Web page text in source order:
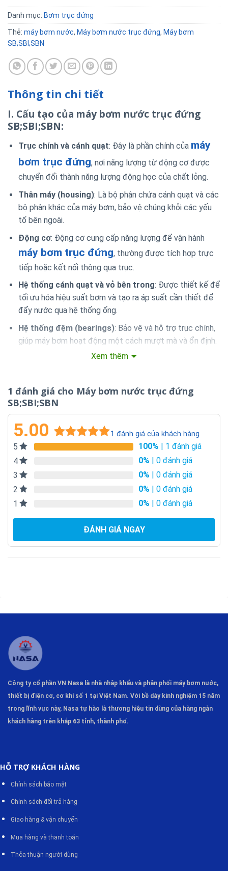
Danh mục: Bơm trục đứng
Thẻ: máy bơm nước, Máy bơm nước trục đứng, Máy bơm
SB;SBI;SBN
Thông tin chi tiết
I. Cấu tạo của máy bơm nước trục đứng
SB;SBI;SBN:
Trục chính và cánh quạt: Đây là phần chính của máy
bơm trục đứng, nơi năng lượng từ động cơ được
chuyển đổi thành năng lượng động học của chất lỏng.
Thân máy (housing): Là bộ phận chứa cánh quạt và các
bộ phận khác của máy bơm, bảo vệ chúng khỏi các yếu
tố bên ngoài.
Động cơ: Động cơ cung cấp năng lượng để vận hành
máy bơm trục đứng, thường được tích hợp trực
tiếp hoặc kết nối thông qua trục.
Hệ thống cánh quạt và vỏ bên trong: Được thiết kế để
tối ưu hóa hiệu suất bơm và tạo ra áp suất cần thiết để
đẩy nước qua hệ thống ống.
Hệ thống đệm (bearings): Bảo vệ và hỗ trợ trục chính,
giúp máy bơm hoạt động một cách mượt mà và ổn định.
II. Ứng dụng của máy bơm nước trục
Áp dụng trong các hệ thống cấp nước công
nghiệp và dân dụ.
Sử dụng trong hệ thống cung cấp nước cho
tòa nhà cao tầng và các công trình kiến trúc
đứng SB;SBI;SBN:
có thiết kế trục đứng, nó chiếm ít không gian hơn so với
các loại máy bơm trục ngang.
Dễ dàng lắp đặt và bảo trì: Thiết kế trục đứng của máy
hơn, đặc biệt là trong các không gian hạn chế.
Xem thêm
1 đánh giá cho Máy bơm nước trục đứng
SB;SBI;SBN
5.00 1 đánh giá của khách hàng
5 100% | 1 đánh giá
4
0% | 0 đánh giá
3
0% | 0 đánh giá
2
0% | 0 đánh giá
1
0% | 0 đánh giá
ĐÁNH GIÁ NGAY
Công ty cổ phần VN Nasa là nhà nhập khẩu và phân phối máy bơm nước,
thiết bị điện cơ, cơ khí số 1 tại Việt Nam. Với bề dày kinh nghiệm 15 năm
trong lĩnh vực này, Nasa tự hào là thương hiệu tin dùng của hàng ngàn
khách hàng trên khắp 63 tỉnh, thành phố.
HỖ TRỢ KHÁCH HÀNG
Chính sách bảo mật
Chính sách đổi trả hàng
Giao hàng & vận chuyển
Mua hàng và thanh toán
Thỏa thuận người dùng